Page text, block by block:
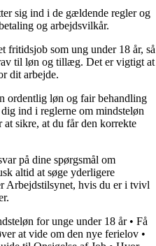
sig ind i de gældende regler og
og arbejdsvilkår.
fritidsjob som ung under 18 år, så
til løn og tillæg. Det er vigtigt at
dit arbejde.
ordentlig løn og fair behandling
ind i reglerne om mindsteløn
sikre, at du får den korrekte
på dine spørgsmål om
altid at søge yderligere
Arbejdstilsynet, hvis du er i tvivl
for unge under 18 år• Få
at vide om den nye ferielov •